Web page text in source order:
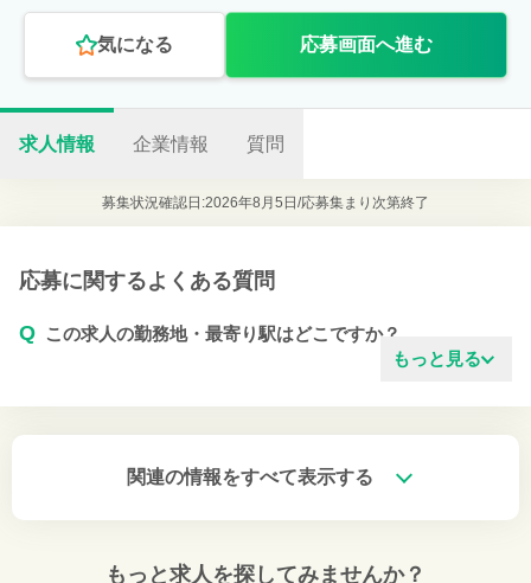
気になる 応募画面へ進む
求人情報 企業情報 質問
募集状況確認日:2026年8月5日/応募集まり次第終了
応募に関するよくある質問
Q この求人の勤務地・最寄り駅はどこですか？
もっと見る
関連の情報をすべて表示する
もっと求人を探してみませんか？